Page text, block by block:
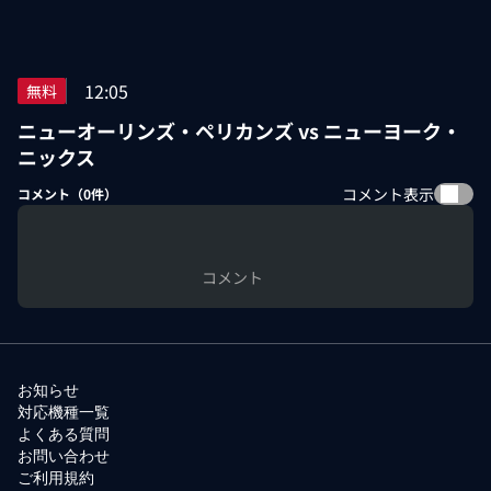
無料 12:05
ニューオーリンズ・ペリカンズ vs ニューヨーク・
ニックス
コメント（0件） コメント表示
コメント
お知らせ
対応機種一覧
よくある質問
お問い合わせ
ご利用規約